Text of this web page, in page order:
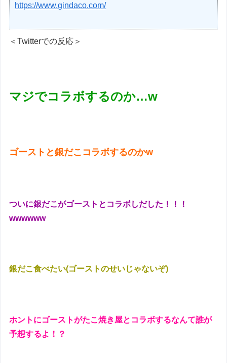
https://www.gindaco.com/
＜Twitterでの反応＞
マジでコラボするのか…w
ゴーストと銀だこコラボするのかw
ついに銀だこがゴーストとコラボしだした！！！
wwwwww
銀だこ食べたい(ゴーストのせいじゃないぞ)
ホントにゴーストがたこ焼き屋とコラボするなんて誰が
予想するよ！？